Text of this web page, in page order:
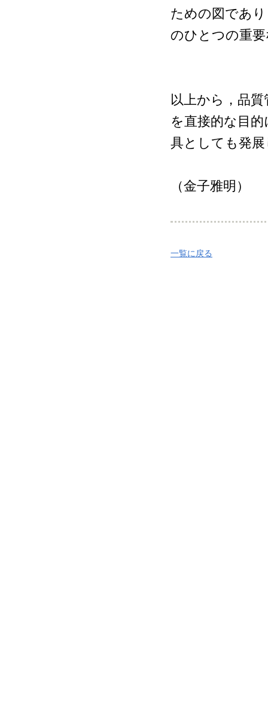
ための図であ
のひとつの重
以上から，品
を直接的な目
具としても発
（金子雅明）
一覧に戻る